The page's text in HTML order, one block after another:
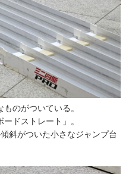
のがついている。
ドストレート」。
斜がついた小さなジャンプ台